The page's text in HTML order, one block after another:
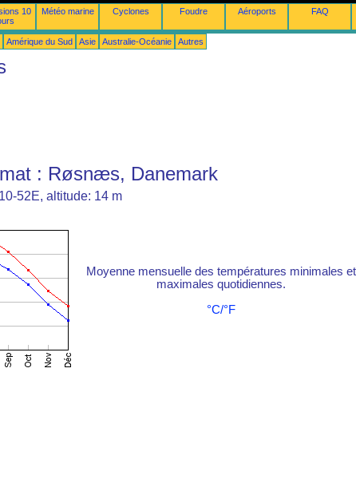
10
Météo marine Cyclones Foudre Aéroports FAQ
Amérique du Sud Asie Australie-Océanie Autres
: Røsnæs, Danemark
52E, altitude: 14 m
Moyenne mensuelle des températures minimales et
maximales quotidiennes.
°C/°F